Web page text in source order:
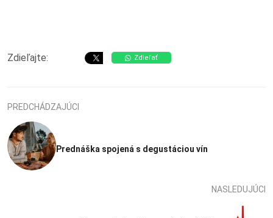
Zdieľajte: Zdieľať
PREDCHÁDZAJÚCI
Prednáška spojená s degustáciou vín
NASLEDUJÚCI